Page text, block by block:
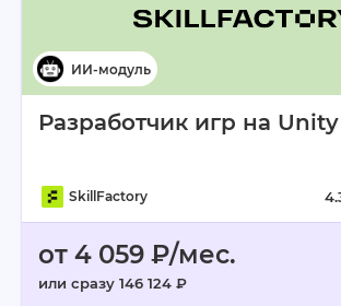
Разработчик игр на Unity
SkillFactory
от 4 059 ₽/мес.
или сразу 146 124 ₽